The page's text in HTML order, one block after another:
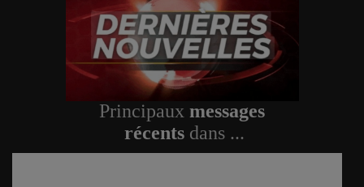
Principaux messages
récents dans ...